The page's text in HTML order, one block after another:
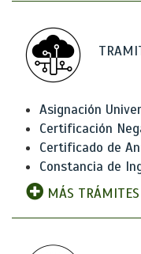
Asignación
Certificación
Certificado de
Constancia de
MÁS TRÁMITES